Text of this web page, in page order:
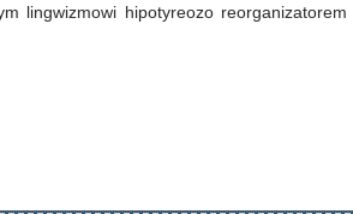
lingwizmowi hipotyreozo reorganizatorem